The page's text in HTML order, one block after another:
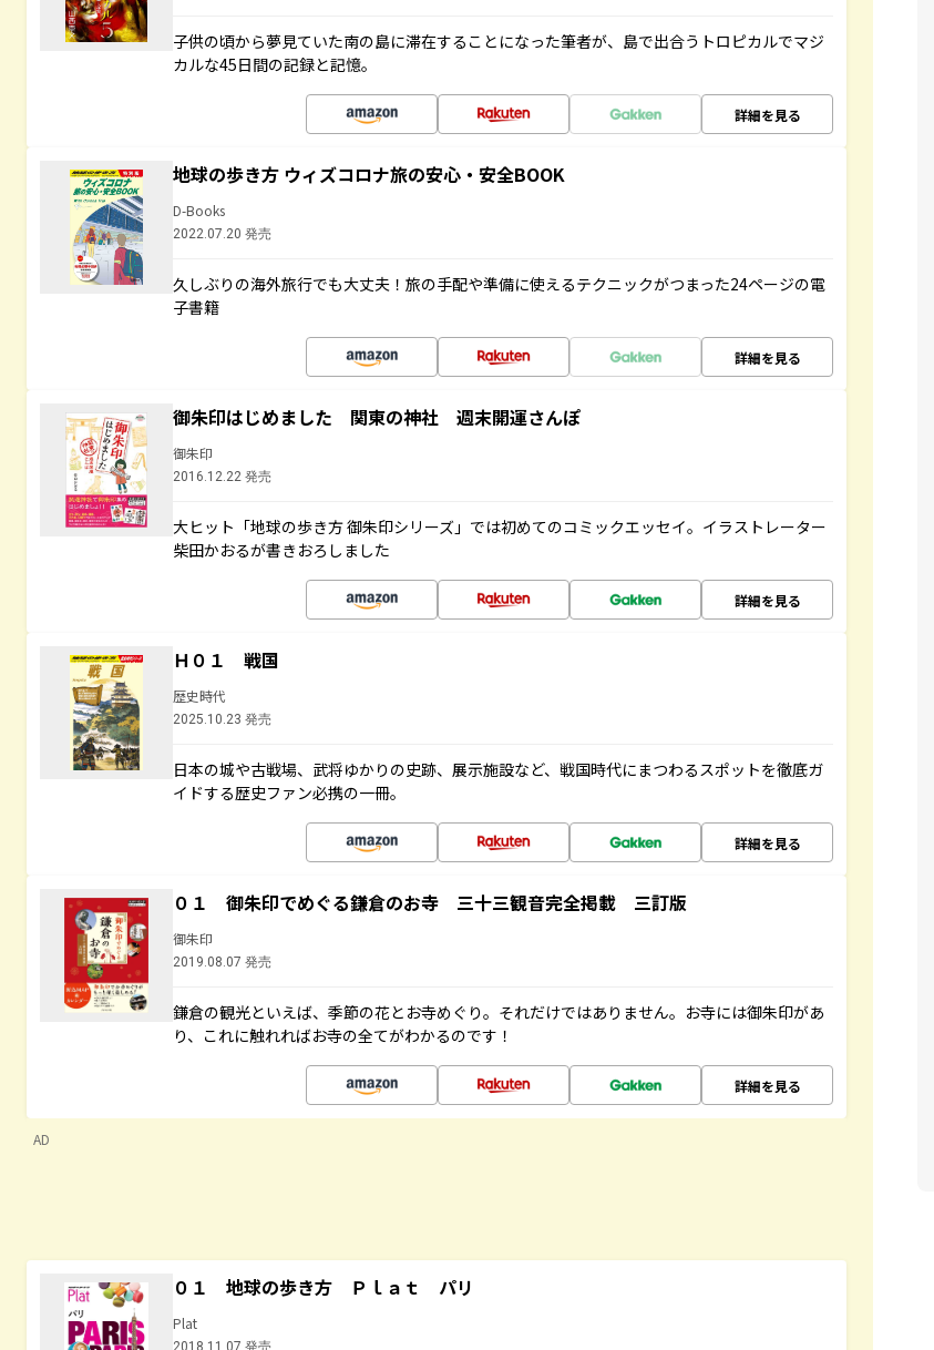
子供の頃から夢見ていた南の島に滞在することになった筆者が、島で出合うトロピカルでマジ
カルな45日間の記録と記憶。
詳細を見る
地球の歩き方 ウィズコロナ旅の安心・安全BOOK
D-Books
2022.07.20 発売
久しぶりの海外旅行でも大丈夫！旅の手配や準備に使えるテクニックがつまった24ページの電
子書籍
詳細を見る
御朱印はじめました 関東の神社 週末開運さんぽ
御朱印
2016.12.22 発売
大ヒット「地球の歩き方 御朱印シリーズ」では初めてのコミックエッセイ。イラストレーター
柴田かおるが書きおろしました
詳細を見る
Ｈ０１ 戦国
歴史時代
2025.10.23 発売
日本の城や古戦場、武将ゆかりの史跡、展示施設など、戦国時代にまつわるスポットを徹底ガ
イドする歴史ファン必携の一冊。
詳細を見る
０１ 御朱印でめぐる鎌倉のお寺 三十三観音完全掲載 三訂版
御朱印
2019.08.07 発売
鎌倉の観光といえば、季節の花とお寺めぐり。それだけではありません。お寺には御朱印があ
り、これに触れればお寺の全てがわかるのです！
詳細を見る
AD
０１ 地球の歩き方 Ｐｌａｔ パリ
Plat
2018.11.07 発売